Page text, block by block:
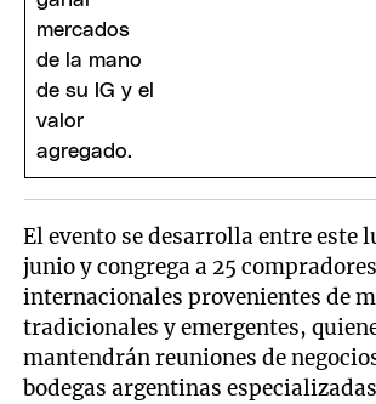
El evento se desarrolla entre este
junio y congrega a 25 compradores
internacionales provenientes de
tradicionales y emergentes,
mantendrán reuniones de
bodegas argentinas